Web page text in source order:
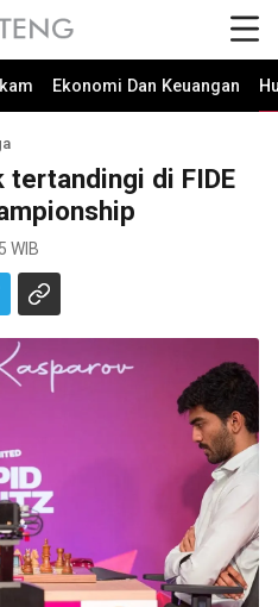
Ekonomi Dan Keuangan
tertandingi di FIDE
WIB